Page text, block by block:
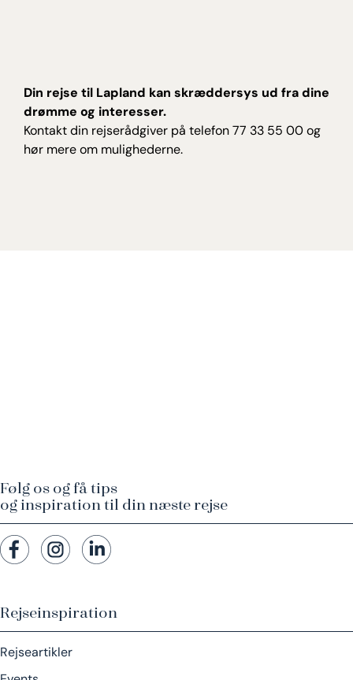
Din rejse til Lapland kan skræddersys ud fra dine
drømme og interesser.
Kontakt din rejserådgiver på telefon 77 33 55 00 og
hør mere om mulighederne.
Rejseinspiration
Rejseartikler
Følg os og få tips
og inspiration til din næste rejse